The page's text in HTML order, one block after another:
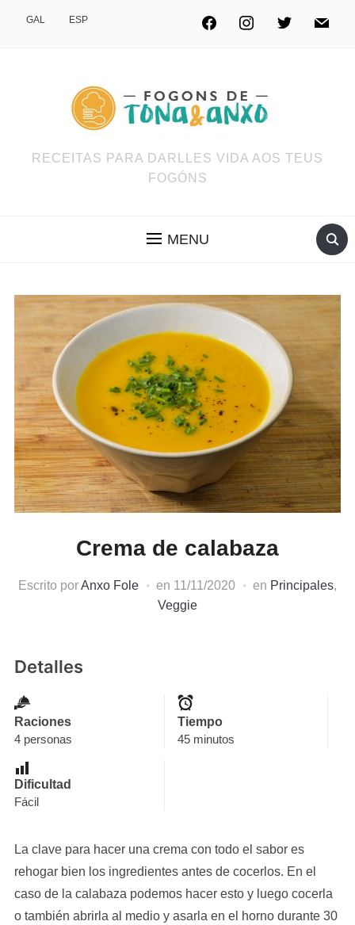
GAL ESP
RECEITAS PARA DARLLES VIDA AOS TEUS
FOGÓNS
MENU
Crema de calabaza
Escrito porAnxo Fole en 11/11/2020 en Principales,
Veggie
Detalles
Raciones
4 personas
Tiempo
45 minutos
Dificultad
Fácil
La clave para hacer una crema con todo el sabor es
rehogar bien los ingredientes antes de cocerlos. En el
caso de la calabaza podemos hacer esto y luego cocerla
o también abrirla al medio y asarla en el horno durante 30